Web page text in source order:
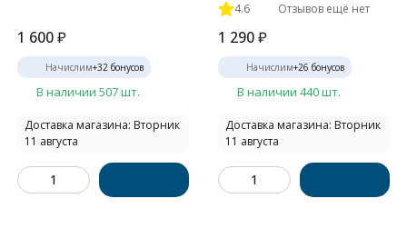
1 600₽
Начислим+32 бонусов
В наличии 507 шт.
Доставка магазина: Вторник
11 августа
4.6 Отзывов ещё нет
1 290₽
Начислим+26 бонусов
В наличии 440 шт.
Доставка магазина: Вторник
11 августа